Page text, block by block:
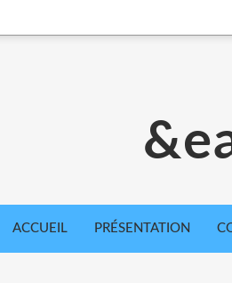
ACCUEIL PRÉSENTATION